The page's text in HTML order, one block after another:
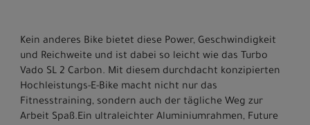
Kein anderes Bike bietet diese Power, Geschwindigkeit
und Reichweite und ist dabei so leicht wie das Turbo
Vado SL 2 Carbon. Mit diesem durchdacht konzipierten
Hochleistungs-E-Bike macht nicht nur das
Fitnesstraining, sondern auch der tägliche Weg zur
Arbeit Spaß.Ein ultraleichter Aluminiumrahmen, Future